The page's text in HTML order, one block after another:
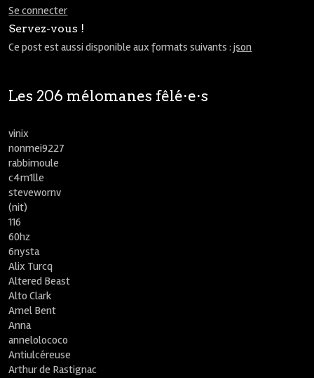
Se connecter
Servez-vous !
Ce post est aussi disponible aux formats suivants :json
Les 206 mélomanes fêlé⋅e⋅s
vinix
nonmei9227
rabbimoule
c4m1lle
stevewornv
(nit)
116
60hz
6nysta
Alix Turcq
Altered Beast
Alto Clark
Amel Bent
Anna
annelolococo
Antiulcéreuse
Arthur de Rastignac